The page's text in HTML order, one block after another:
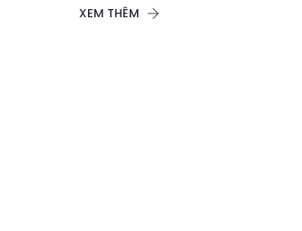
XEM THÊM